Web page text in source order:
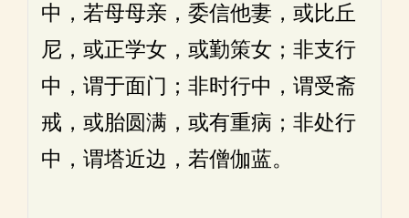
中，若母母亲，委信他妻，或比丘
尼，或正学女，或勤策女；非支行
中，谓于面门；非时行中，谓受斋
戒，或胎圆满，或有重病；非处行
中，谓塔近边，若僧伽蓝。